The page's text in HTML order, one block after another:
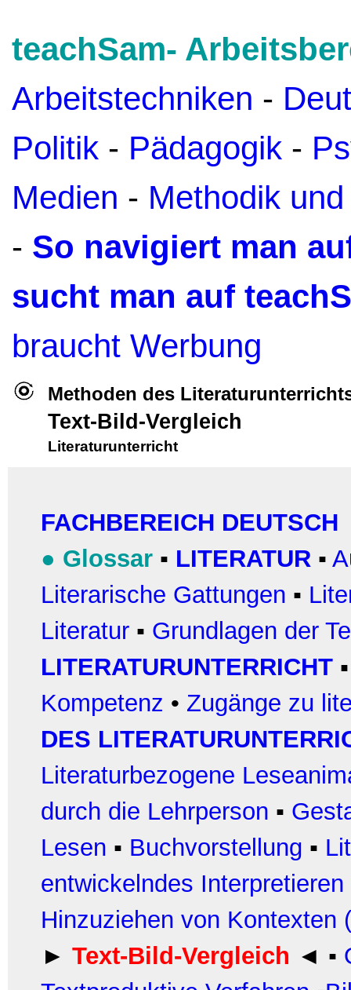
teachSam-
Arbeitstechniken -
Politik - Pädagogik -
Medien - Methodik
- So navigiert man
sucht man auf
braucht Werbung
Methoden des Literaturunterricht
Text-Bild-Vergleich
Literaturunterricht
FACHBEREICH DEUTSCH
● Glossar ▪ LITERATUR ▪
Literarische Gattungen ▪
Literatur ▪ Grundlagen der
LITERATURUNTERRICHT
Kompetenz • Zugänge zu
DES
Literaturbezogene
durch die Lehrperson ▪
Lesen ▪ Buchvorstellung ▪
entwickelndes Interpretieren
Hinzuziehen von Kontexten
► Text-Bild-Vergleich ◄ ▪